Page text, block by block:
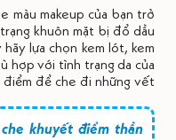
màu makeup của bạn trở
khuôn mặt bị đổ dầu
lựa chọn kem lót, kem
hợp với tình trạng da của
để che đi những vết
khuyết điểm thần